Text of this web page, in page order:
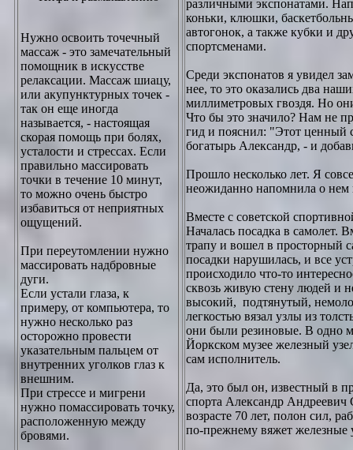
Нужно освоить точечный
массаж - это замечательный
помощник в искусстве
релаксации. Массаж шиацу,
или акупунктурных точек -
так он еще иногда
называется, - настоящая
скорая помощь при болях,
усталости и стрессах. Если
правильно массировать
точки в течение 10 минут,
то можно очень быстро
избавиться от неприятных
ощущений.
При переутомлении нужно
массировать надбровные
дуги.
Если устали глаза, к
примеру, от компьютера, то
нужно несколько раз
осторожно провести
указательным пальцем от
внутренних уголков глаз к
внешним.
При стрессе и мигрени
нужно помассировать точку,
расположенную между
бровями.
различными экспонатами.
коньки, клюшки,
автогонок, а также кубки и
спортсменами.
Среди экспонатов я увидел
нее, то это оказались два
миллиметровых гвоздя. Но
Что бы это значило? Нам не
гид и пояснил: "Этот ценный
богатырь Александр, - и
Прошло несколько лет. Я
неожиданно напомнила о нем
Вместе с советской
Началась посадка в самолет.
трапу и вошел в просторный
посадки нарушилась, и все
происходило что-то
сквозь живую стену людей и
высокий, подтянутый,
легкостью вязал узлы из
они были резиновые. В одно
Йоркском музее железный
сам исполнитель.
Да, это был он, известный в
спорта Александр Андреевич
возрасте 70 лет, полон сил,
по-прежнему вяжет железные